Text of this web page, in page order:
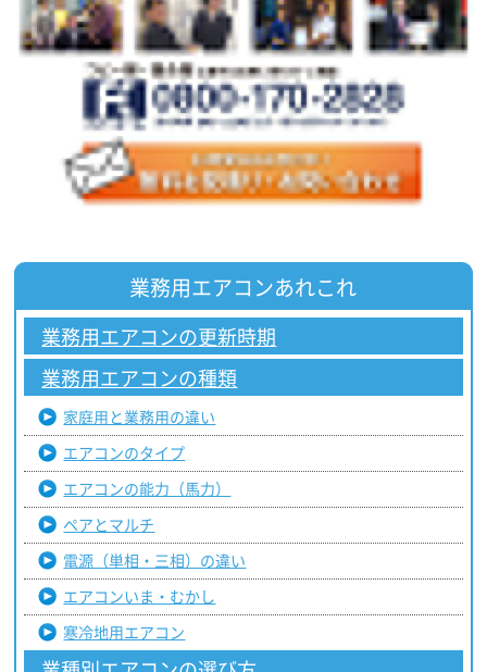
業務用エアコンあれこれ
業務用エアコンの更新時期
業務用エアコンの種類
家庭用と業務用の違い
エアコンのタイプ
エアコンの能力（馬力）
ペアとマルチ
電源（単相・三相）の違い
エアコンいま・むかし
寒冷地用エアコン